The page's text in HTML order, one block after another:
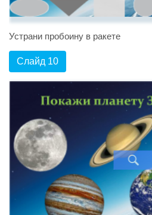
Устрани пробоину в ракете
Слайд 10